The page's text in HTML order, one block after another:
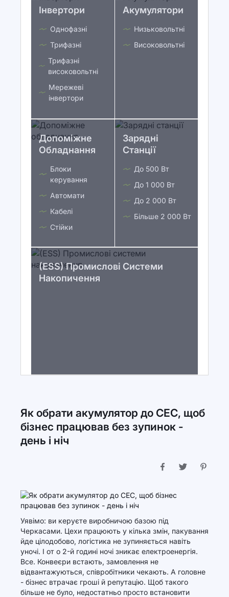
Інвертори
Однофазні
Трифазні
Трифазні
високовольтні
Мережеві
інвертори
Акумулятори
Низьковольтні
Високовольтні
Допоміжне
Обладнання
Блоки
керування
Автомати
Кабелі
Стійки
Зарядні
Станції
До 500 Вт
До 1 000 Вт
До 2 000 Вт
Більше 2 000 Вт
(ESS) Промислові Системи
Накопичення
Як обрати акумулятор до СЕС, щоб
бізнес працював без зупинок -
день і ніч
Уявімо: ви керуєте виробничою базою під
Черкасами. Цехи працюють у кілька змін, пакування
йде цілодобово, логістика не зупиняється навіть
уночі. І от о 2-й годині ночі зникає електроенергія.
Все. Конвеєри встають, замовлення не
відвантажуються, співробітники чекають. А головне
- бізнес втрачає гроші й репутацію. Щоб такого
більше не було, недостатньо просто встановити